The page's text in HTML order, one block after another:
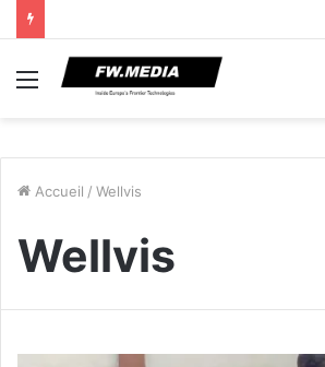
Menu
Accueil / Wellvis
Wellvis